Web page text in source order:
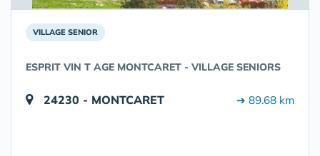
VILLAGE SENIOR
ESPRIT VIN T AGE MONTCARET - VILLAGE SENIORS
24230 - MONTCARET ➔ 89.68 km